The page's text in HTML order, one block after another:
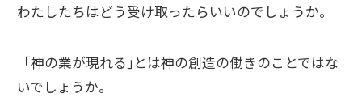
わたしたちはどう受け取ったらいいのでしょうか。
「神の業が現れる｣とは神の創造の働きのことではな
いでしょうか。